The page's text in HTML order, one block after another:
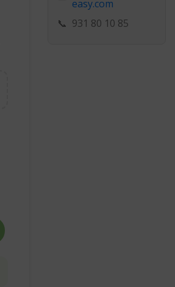
easy.com
📞 931 80 10 85